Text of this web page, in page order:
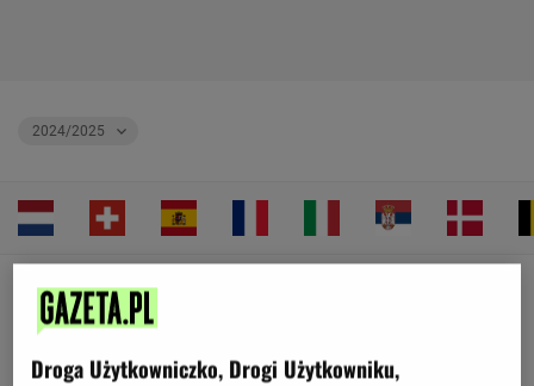
2024/2025
Wybrane spotkania
Droga Użytkowniczko, Drogi Użytkowniku,